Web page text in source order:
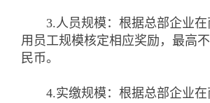
3.人员规模：根据总部企业在
用员工规模核定相应奖励，最高
民币。
4.实缴规模：根据总部企业在